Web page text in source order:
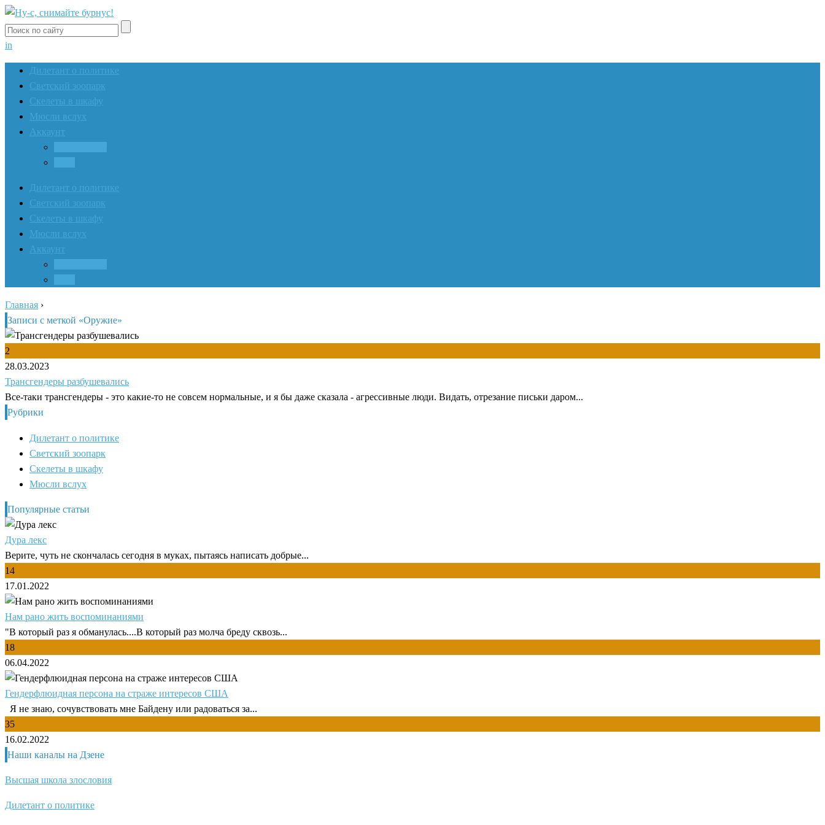
in
Дилетант о политике
Светский зоопарк
Скелеты в шкафу
Мюсли вслух
Аккаунт
Дилетант о политике
Светский зоопарк
Скелеты в шкафу
Мюсли вслух
Аккаунт
Главная ›
Записи с меткой «Оружие»
2
28.03.2023
Трансгендеры разбушевались
Все-таки трансгендеры - это какие-то не совсем нормальные, и я бы даже сказала - агрессивные люди. Видать, отрезание письки даром...
Рубрики
Дилетант о политике
Светский зоопарк
Скелеты в шкафу
Мюсли вслух
Популярные статьи
Дура лекс
Верите, чуть не скончалась сегодня в муках, пытаясь написать добрые...
14
17.01.2022
Нам рано жить воспоминаниями
"В который раз я обманулась....В который раз молча бреду сквозь...
18
06.04.2022
Гендерфлюидная персона на страже интересов США
Я не знаю, сочувствовать мне Байдену или радоваться за...
35
16.02.2022
Наши каналы на Дзене
Высшая школа злословия
Дилетант о политике